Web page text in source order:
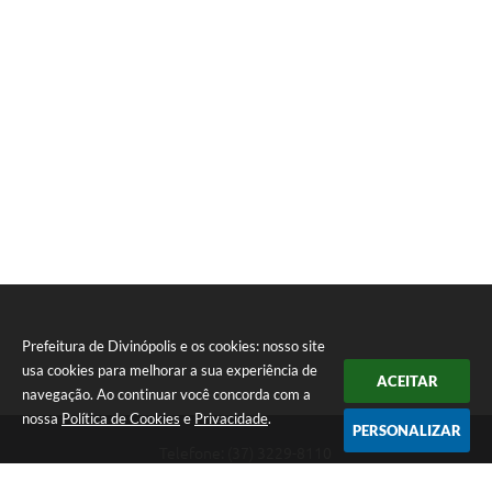
Prefeitura de Divinópolis e os cookies: nosso site
usa cookies para melhorar a sua experiência de
navegação. Ao continuar você concorda com a
nossa Política de Cookies e Privacidade.
ACEITAR
PERSONALIZAR